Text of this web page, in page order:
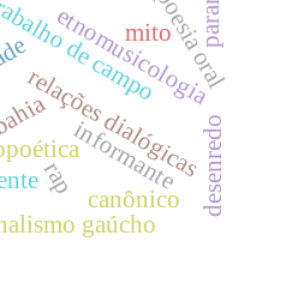
de campo
informante
etnomusicologia
poesia oral
relações dialógicas
rap canônico
gaúcho
paraná
desenredo
mito